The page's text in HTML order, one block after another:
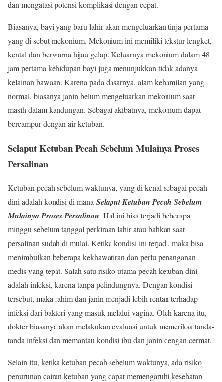
dan mengatasi potensi komplikasi dengan cepat.
Biasanya, bayi yang baru lahir akan mengeluarkan tinja pertama
yang di sebut mekonium. Mekonium ini memiliki tekstur lengket,
kental dan berwarna hijau gelap. Keluarnya mekonium dalam 48
jam pertama kehidupan bayi juga menunjukkan tidak adanya
kelainan bawaan. Karena pada dasarnya, alam kehamilan yang
normal, biasanya janin belum mengeluarkan mekonium saat
masih dalam kandungan. Sebagai akibatnya, mekonium dapat
bercampur dengan air ketuban.
Selaput Ketuban Pecah Sebelum Mulainya Proses
Persalinan
Ketuban pecah sebelum waktunya, yang di kenal sebagai pecah
dini adalah kondisi di mana Selaput Ketuban Pecah Sebelum
Mulainya Proses Persalinan. Hal ini bisa terjadi beberapa
minggu sebelum tanggal perkiraan lahir atau bahkan saat
persalinan sudah di mulai. Ketika kondisi ini terjadi, maka bisa
menimbulkan beberapa kekhawatiran dan perlu penanganan
medis yang tepat. Salah satu risiko utama pecah ketuban dini
adalah infeksi, karena tanpa pelindungnya. Dengan kondisi
tersebut, maka rahim dan janin menjadi lebih rentan terhadap
infeksi dari bakteri yang masuk melalui vagina. Oleh karena itu,
dokter biasanya akan melakukan evaluasi untuk memeriksa tanda-
tanda infeksi dan memantau kondisi ibu dan janin dengan cermat.
Selain itu, ketika ketuban pecah sebelum waktunya, ada risiko
penurunan cairan ketuban yang dapat memengaruhi kesehatan